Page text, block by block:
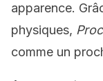
apparence.
physiques,
comme un